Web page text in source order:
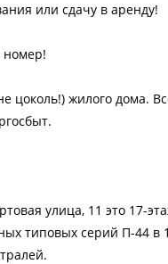
или сдачу в аренду!
номер!
цоколь!) жилого
улица, 11 это 17-
типовых серий П-44